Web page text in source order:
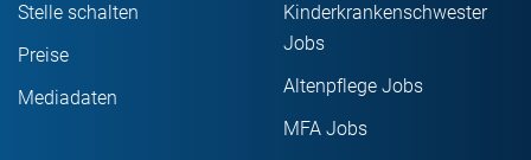
Stelle schalten
Preise
Mediadaten
Kinderkrankenschwester
Jobs
Altenpflege Jobs
MFA Jobs